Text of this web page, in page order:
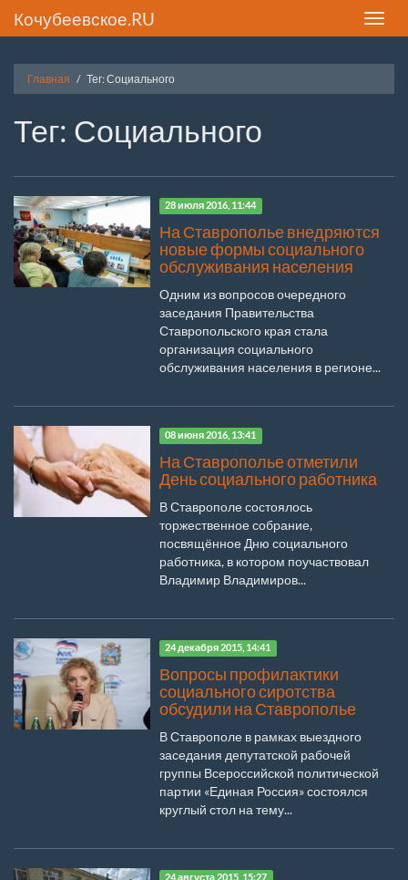
Toggle
Кочубеевское.RU
Главная Тег: Социального
Тег: Социального
28 июля 2016, 11:44
На Ставрополье внедряются
новые формы социального
обслуживания населения
Одним из вопросов очередного
заседания Правительства
Ставропольского края стала
организация социального
обслуживания населения в регионе...
08 июня 2016, 13:41
На Ставрополье отметили
День социального работника
В Ставрополе состоялось
торжественное собрание,
посвящённое Дню социального
работника, в котором поучаствовал
Владимир Владимиров...
24 декабря 2015, 14:41
Вопросы профилактики
социального сиротства
обсудили на Ставрополье
В Ставрополе в рамках выездного
заседания депутатской рабочей
группы Всероссийской политической
партии «Единая Россия» состоялся
круглый стол на тему...
24 августа 2015, 15:27